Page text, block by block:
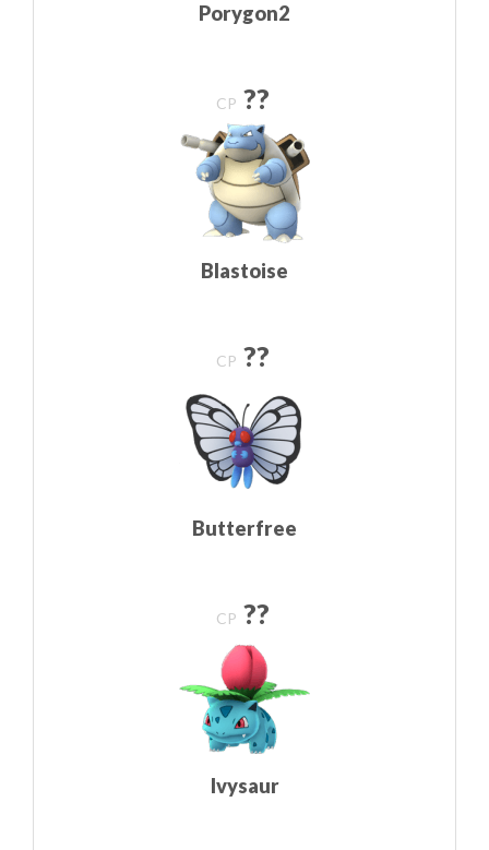
Porygon2
CP ??
Blastoise
CP ??
Butterfree
CP ??
Ivysaur